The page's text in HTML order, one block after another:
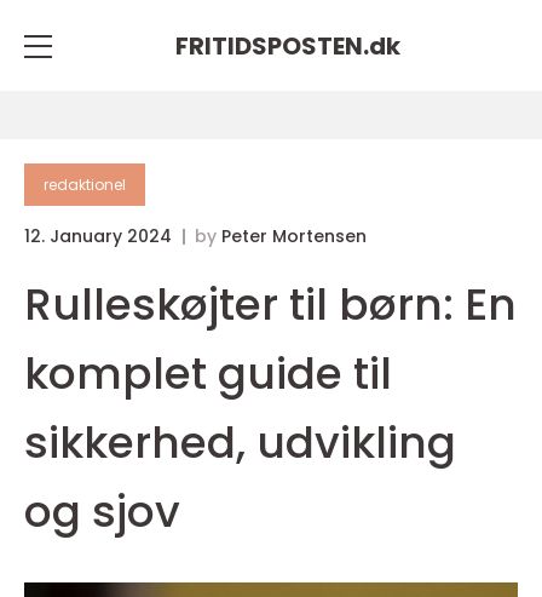
FRITIDSPOSTEN.dk
redaktionel
12. January 2024 by Peter Mortensen
Rulleskøjter til børn: En
komplet guide til
sikkerhed, udvikling
og sjov